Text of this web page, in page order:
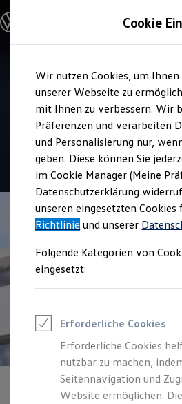
Hauptinhalt
springen
Footer
springen
Modelle und Konfigurator
Modelle vergleichen
Elektroautos
ENERGY Sondermodelle
Nutzfahrzeuge
SUV und CUV
Familienautos
Kombis
Kompaktwagen
Sportwagen
Schnell verfügbare Fahrzeuge
Angebote und Produkte
Aktuelle Angebote
E-Auto-Förderung
Volkswagen Marktplatz
Junge Gebrauchtwagen
Volkswagen
Zubehör- und
Leasing
Leasing-Angebote
Gebrauchtwagen
Junge
Elektroauto Leasing
Kleinwagen-Leasing
Service
Autohaus Ursula
Top Kundenzufriedenheit Service
5 |388
Cookie
Wir nutzen Cookies, um
unserer Webseite zu
mit Ihnen zu verbessern. Wir
Präferenzen und verarbeiten
und Personalisierung nur,
geben. Diese können Sie
im Cookie Manager (Meine
Datenschutzerklärung
unseren eingesetzten
Richtlinie und unserer
Folgende Kategorien von
eingesetzt:
Erforderliche Cookies
Erforderliche Cookies
nutzbar zu machen,
Seitennavigation und
Website ermöglichen.